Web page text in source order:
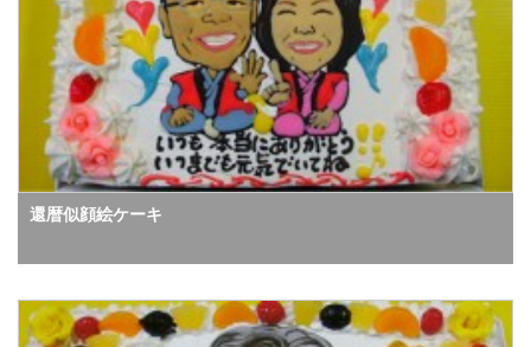
還暦似顔絵ケーキ